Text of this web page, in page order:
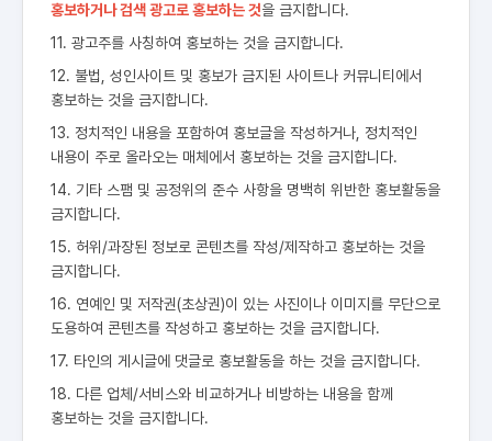
홍보하거나 검색 광고로 홍보하는 것을 금지합니다.
11. 광고주를 사칭하여 홍보하는 것을 금지합니다.
12. 불법, 성인사이트 및 홍보가 금지된 사이트나 커뮤니티에서
홍보하는 것을 금지합니다.
13. 정치적인 내용을 포함하여 홍보글을 작성하거나, 정치적인
내용이 주로 올라오는 매체에서 홍보하는 것을 금지합니다.
14. 기타 스팸 및 공정위의 준수 사항을 명백히 위반한 홍보활동을
금지합니다.
15. 허위/과장된 정보로 콘텐츠를 작성/제작하고 홍보하는 것을
금지합니다.
16. 연예인 및 저작권(초상권)이 있는 사진이나 이미지를 무단으로
도용하여 콘텐츠를 작성하고 홍보하는 것을 금지합니다.
17. 타인의 게시글에 댓글로 홍보활동을 하는 것을 금지합니다.
18. 다른 업체/서비스와 비교하거나 비방하는 내용을 함께
홍보하는 것을 금지합니다.